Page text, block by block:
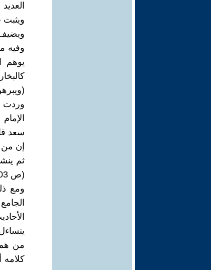
ويثبت
وفيه
يوهم
سعد
إن من
ثم
(ص 203) ما نصه : " حديث ضعيف فى صحيح مسلم " . على نحو ما أوضح المؤلف .
ومع
من هم